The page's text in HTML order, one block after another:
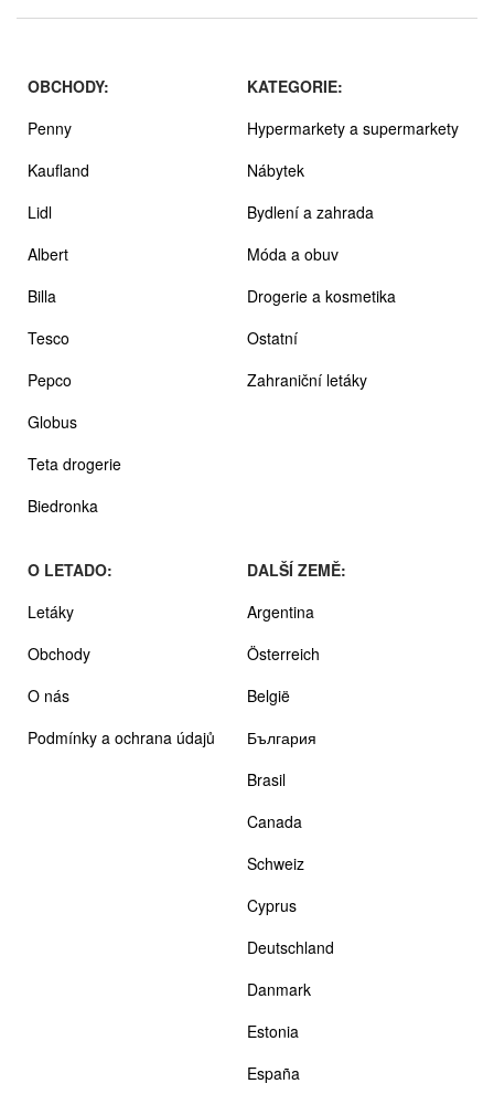
OBCHODY:
Penny
Kaufland
Lidl
Albert
Billa
Tesco
Pepco
Globus
Teta drogerie
Biedronka
KATEGORIE:
Hypermarkety a supermarkety
Nábytek
Bydlení a zahrada
Móda a obuv
Drogerie a kosmetika
Ostatní
Zahraniční letáky
O LETADO:
Letáky
Obchody
O nás
Podmínky a ochrana údajů
DALŠÍ ZEMĚ:
Argentina
Österreich
België
България
Brasil
Canada
Schweiz
Cyprus
Deutschland
Danmark
Estonia
España